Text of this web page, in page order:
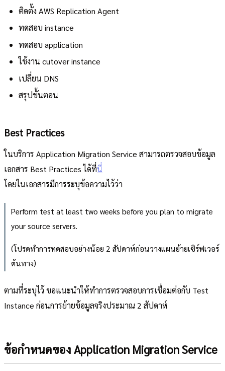
ติดตั้ง AWS Replication Agent
ทดสอบ instance
ทดสอบ application
ใช้งาน cutover instance
เปลี่ยน DNS
สรุปขั้นตอน
Best Practices
ในบริการ Application Migration Service สามารถตรวจสอบข้อมูล
เอกสาร Best Practices ได้ที่นี่
โดยในเอกสารมีการระบุข้อความไว้ว่า
Perform test at least two weeks before you plan to migrate
your source servers.
(โปรดทำการทดสอบอย่างน้อย 2 สัปดาห์ก่อนวางแผนย้ายเซิร์ฟเวอร์
ต้นทาง)
ตามที่ระบุไว้ ขอแนะนำให้ทำการตรวจสอบการเชื่อมต่อกับ Test
Instance ก่อนการย้ายข้อมูลจริงประมาณ 2 สัปดาห์
ข้อกำหนดของ Application Migration Service